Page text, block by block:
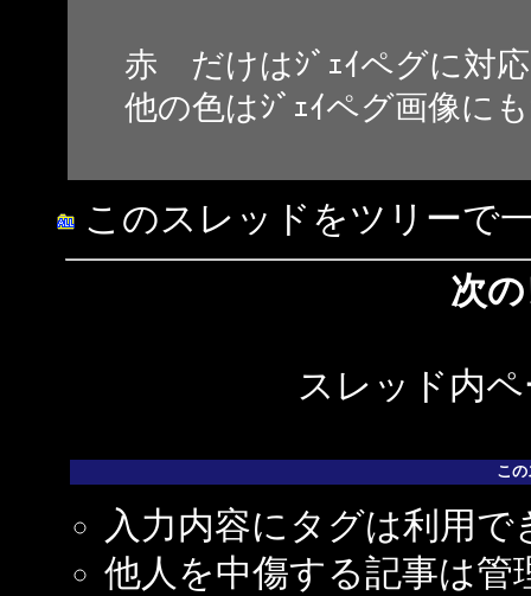
赤 だけはｼﾞｪｲペグに対
他の色はｼﾞｪｲペグ画像に
このスレッドをツリーで
次
スレッド内
こ
入力内容にタグは利用で
他人を中傷する記事は管